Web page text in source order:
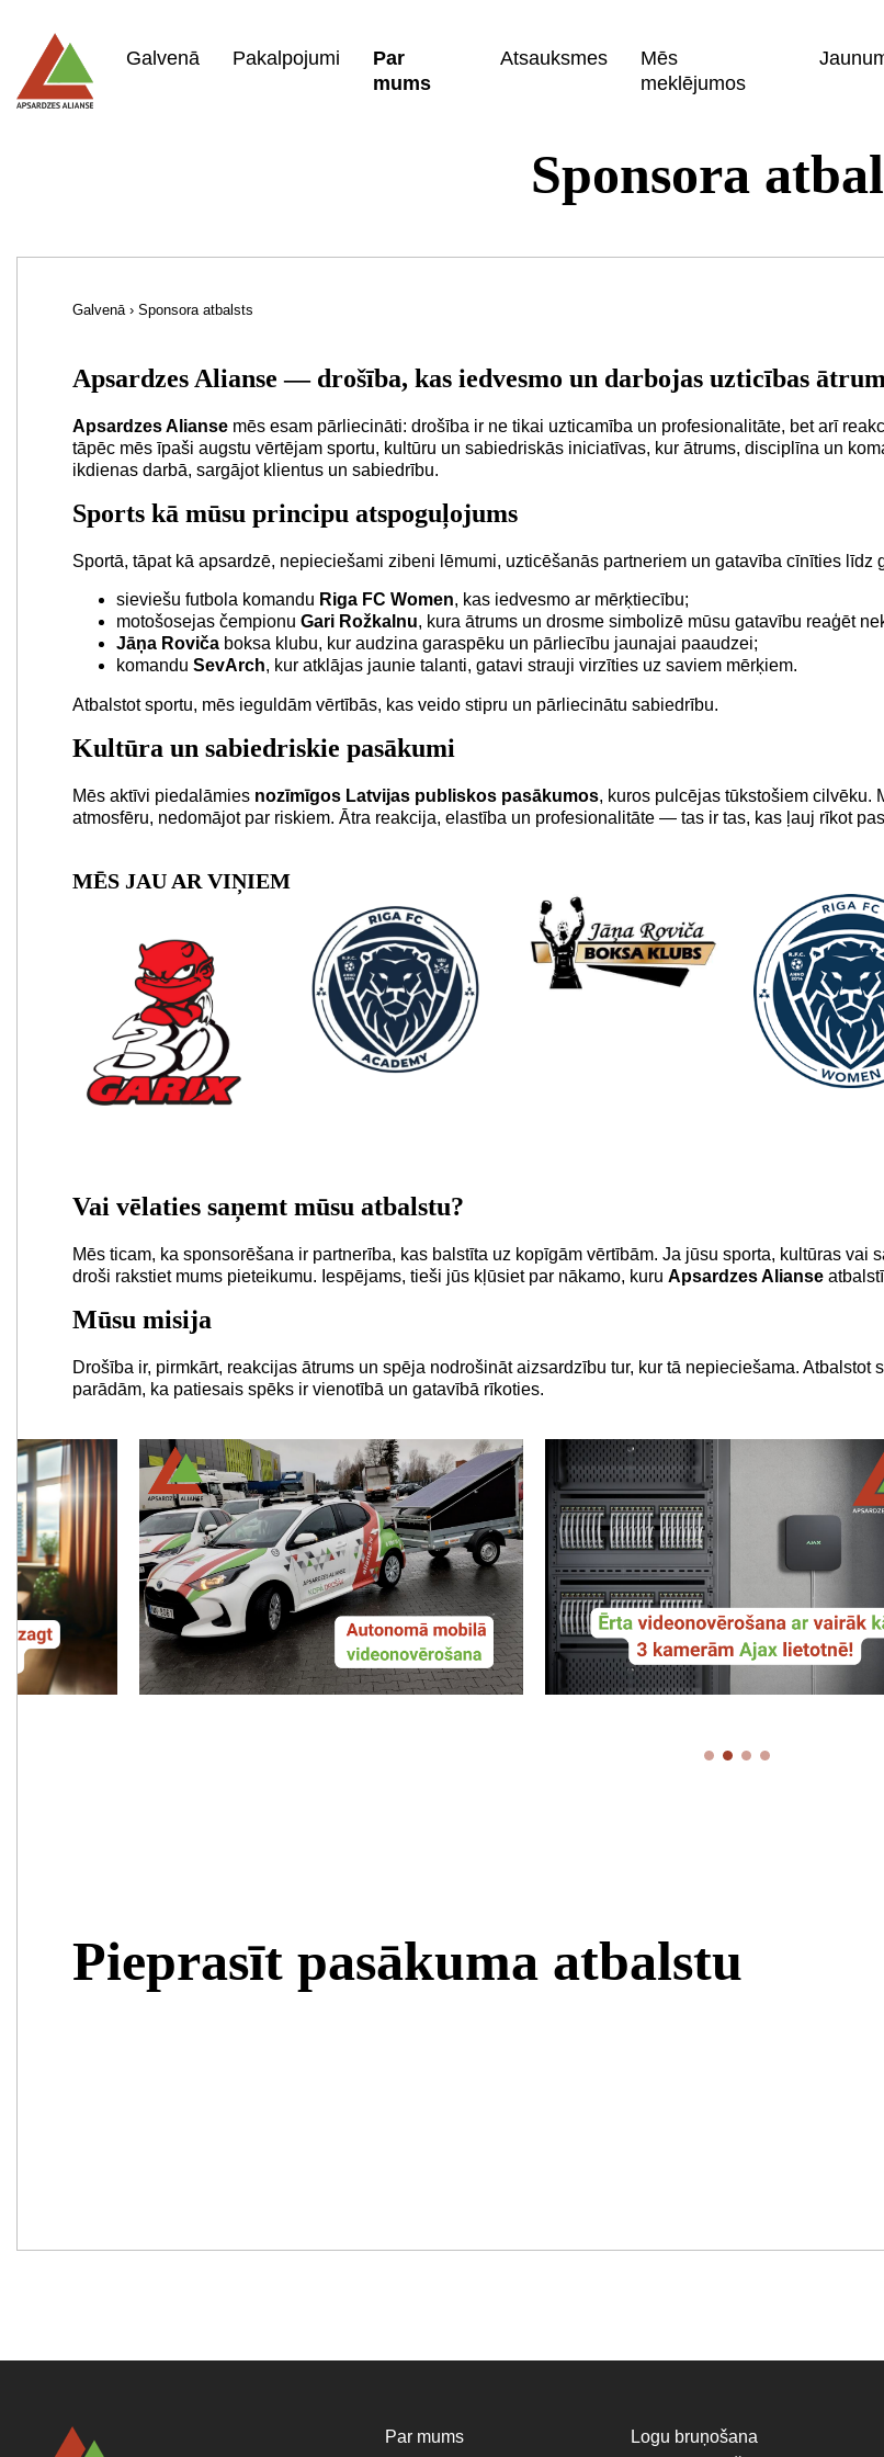
Galvenā Pakalpojumi
Par
mums
Atsauksmes
Mēs
meklējumos
Sponsora
Galvenā› Sponsora atbalsts
Apsardzes Alianse — drošība, kas iedvesmo un darbojas uzticības
Apsardzes Alianse mēs esam pārliecināti: drošība ir ne tikai uzticamība un profesionalitāte, bet arī
tāpēc mēs īpaši augstu vērtējam sportu, kultūru un sabiedriskās iniciatīvas, kur ātrums, disciplīna un
ikdienas darbā, sargājot klientus un sabiedrību.
Sports kā mūsu principu atspoguļojums
Sportā, tāpat kā apsardzē, nepieciešami zibeni lēmumi, uzticēšanās partneriem un gatavība cīnīties līdz
sieviešu futbola komandu Riga FC Women, kas iedvesmo ar mērķtiecību;
motošosejas čempionu Gari Rožkalnu, kura ātrums un drosme simbolizē mūsu gatavību reaģēt
Jāņa Roviča boksa klubu, kur audzina garaspēku un pārliecību jaunajai paaudzei;
komandu SevArch, kur atklājas jaunie talanti, gatavi strauji virzīties uz saviem mērķiem.
Atbalstot sportu, mēs ieguldām vērtībās, kas veido stipru un pārliecinātu sabiedrību.
Kultūra un sabiedriskie pasākumi
Mēs aktīvi piedalāmies nozīmīgos Latvijas publiskos pasākumos, kuros pulcējas tūkstošiem
atmosfēru, nedomājot par riskiem. Ātra reakcija, elastība un profesionalitāte — tas ir tas, kas ļauj rīkot
MĒS JAU AR VIŅIEM
Vai vēlaties saņemt mūsu atbalstu?
Mēs ticam, ka sponsorēšana ir partnerība, kas balstīta uz kopīgām vērtībām. Ja jūsu sporta, kultūras
droši rakstiet mums pieteikumu. Iespējams, tieši jūs kļūsiet par nākamo, kuru Apsardzes Alianse
Mūsu misija
Drošība ir, pirmkārt, reakcijas ātrums un spēja nodrošināt aizsardzību tur, kur tā nepieciešama.
parādām, ka patiesais spēks ir vienotībā un gatavībā rīkoties.
Pieprasīt pasākuma atbalstu
Par mums
Logu bruņošana